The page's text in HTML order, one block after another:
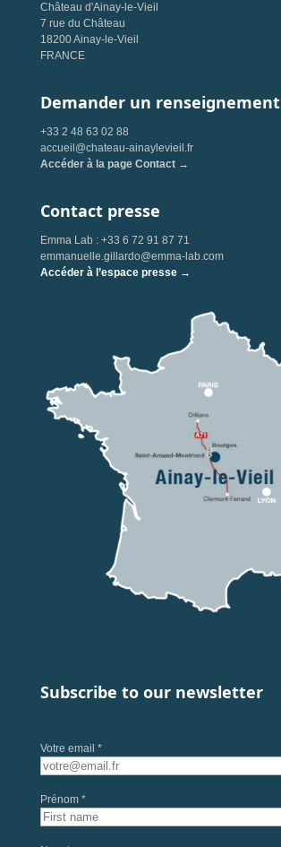
Château d'Ainay-le-Vieil
7 rue du Château
18200 Ainay-le-Vieil
FRANCE
Demander un renseignement
+33 2 48 63 02 88
accueil@chateau-ainaylevieil.fr
Accéder à la page Contact →
Contact presse
Emma Lab : +33 6 72 91 87 71
emmanuelle.gillardo@emma-lab.com
Accéder à l’espace presse →
Subscribe to our newsletter
Votre email *
Prénom *